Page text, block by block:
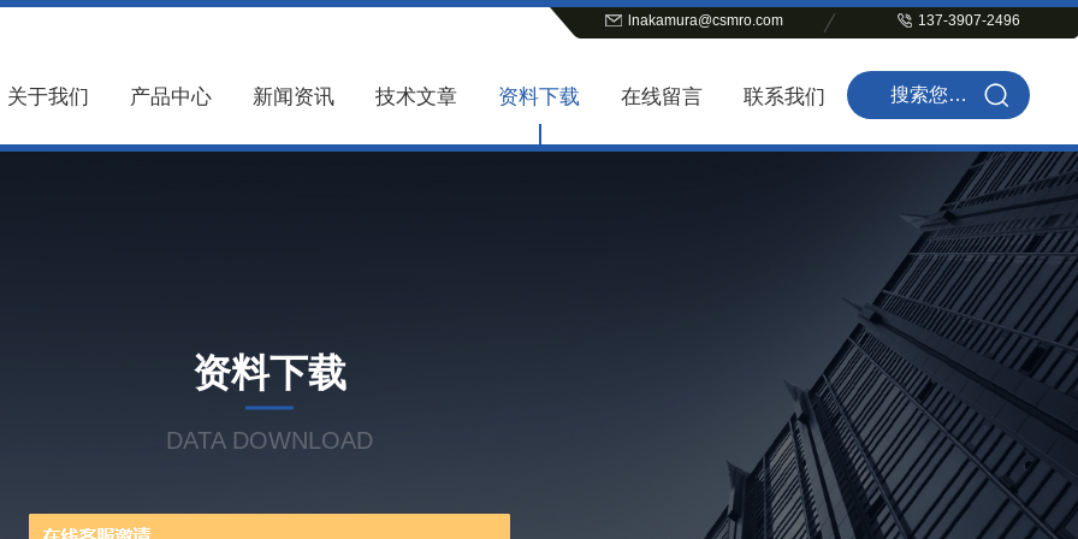
lnakamura@csmro.com 137-3907-2496
关于我们 产品中心 新闻资讯 技术文章 资料下载 在线留言 联系我们
资料下载
DATA DOWNLOAD